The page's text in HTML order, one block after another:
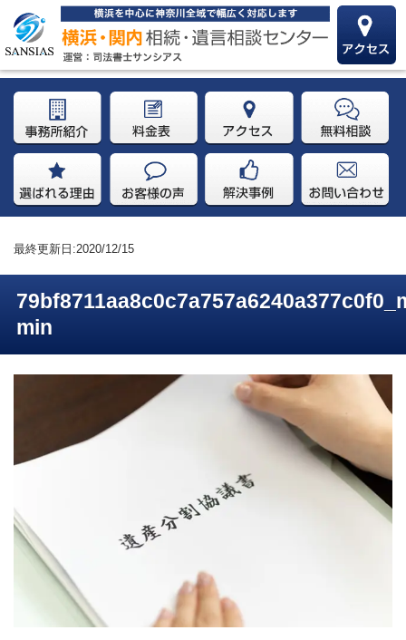
最終更新日:2020/12/15
min